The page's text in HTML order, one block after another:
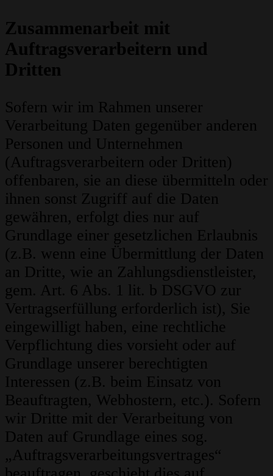
Zusammenarbeit mit
Auftragsverarbeitern und
Dritten
Sofern wir im Rahmen unserer
Verarbeitung Daten gegenüber anderen
Personen und Unternehmen
(Auftragsverarbeitern oder Dritten)
offenbaren, sie an diese übermitteln oder
ihnen sonst Zugriff auf die Daten
gewähren, erfolgt dies nur auf
Grundlage einer gesetzlichen Erlaubnis
(z.B. wenn eine Übermittlung der Daten
an Dritte, wie an Zahlungsdienstleister,
gem. Art. 6 Abs. 1 lit. b DSGVO zur
Vertragserfüllung erforderlich ist), Sie
eingewilligt haben, eine rechtliche
Verpflichtung dies vorsieht oder auf
Grundlage unserer berechtigten
Interessen (z.B. beim Einsatz von
Beauftragten, Webhostern, etc.). Sofern
wir Dritte mit der Verarbeitung von
Daten auf Grundlage eines sog.
„Auftragsverarbeitungsvertrages“